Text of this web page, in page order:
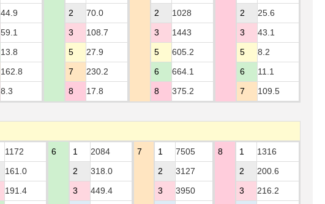
44.9
59.1
13.8
162.8
8.3
2
70.0
3
108.7
5
27.9
7
230.2
8
17.8
2
1028
3
1443
5
605.2
6
664.1
8
375.2
2
25.6
3
43.1
5
8.2
6
11.1
7
109.5
1172
161.0
191.4
6 1
2084
2
318.0
3
449.4
7 1
7505
2
3127
3
3950
8 1
1316
2
200.6
3
216.2